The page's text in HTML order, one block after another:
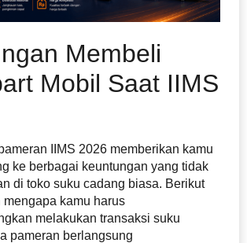
Membeli
Mobil Saat IIMS
IIMS 2026 memberikan kamu
ke berbagai keuntungan yang tidak
di toko suku cadang biasa. Berikut
kamu harus
melakukan transaksi suku
pameran berlangsung